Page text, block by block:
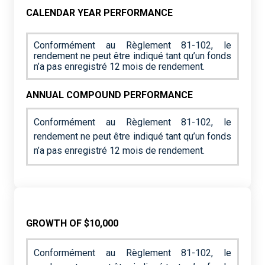
CALENDAR YEAR PERFORMANCE
Conformément au Règlement 81-102, le
rendement ne peut être indiqué tant qu’un fonds
n’a pas enregistré 12 mois de rendement.
ANNUAL COMPOUND PERFORMANCE
Conformément au Règlement 81-102, le
rendement ne peut être indiqué tant qu’un fonds
n’a pas enregistré 12 mois de rendement.
GROWTH OF $10,000
Conformément au Règlement 81-102, le